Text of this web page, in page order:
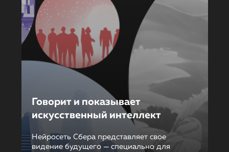
Говорит и показывает
искусственный интеллект
Нейросеть Сбера представляет свое
видение будущего — специально для